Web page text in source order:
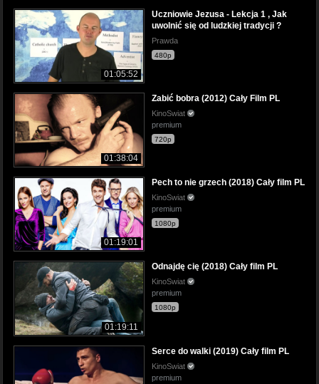
01:05:52
Uczniowie Jezusa - Lekcja 1 , Jak
uwolnić się od ludzkiej tradycji ?
Prawda
480p
01:38:04
Zabić bobra (2012) Cały Film PL
KinoSwiat
premium
720p
01:19:01
Pech to nie grzech (2018) Cały film PL
KinoSwiat
premium
1080p
01:19:11
Odnajdę cię (2018) Cały film PL
KinoSwiat
premium
1080p
Serce do walki (2019) Cały film PL
KinoSwiat
premium